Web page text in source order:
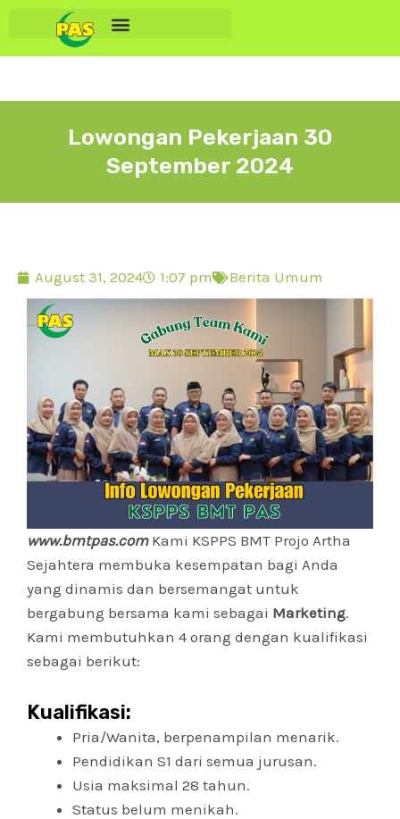
Lowongan Pekerjaan 30
September 2024
August 31, 2024 1:07 pm Berita Umum
www.bmtpas.comKami KSPPS BMT Projo Artha
Sejahtera membuka kesempatan bagi Anda
yang dinamis dan bersemangat untuk
bergabung bersama kami sebagai Marketing.
Kami membutuhkan 4 orang dengan kualifikasi
sebagai berikut:
Kualifikasi:
Pria/Wanita, berpenampilan menarik.
Pendidikan S1 dari semua jurusan.
Usia maksimal 28 tahun.
Status belum menikah.